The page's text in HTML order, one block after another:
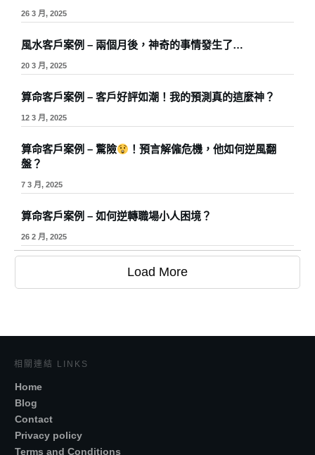
26 3 月, 2025
風水客戶案例 – 兩個月後，神奇的事情發生了…
20 3 月, 2025
算命客戶案例 – 客戶好評如潮！我的預測真的這麼神？
12 3 月, 2025
算命客戶案例 – 驚險
！預言解僱危機，他如何逆風翻
盤？
7 3 月, 2025
算命客戶案例 – 如何逆轉職場小人困境？
26 2 月, 2025
Load More
相關連結 LINKS
Home
Blog
Contact
Privacy policy
Terms and Conditions